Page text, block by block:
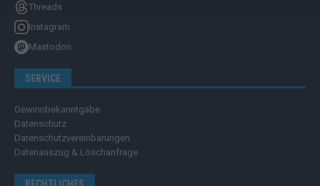
Threads
Instagram
Mastodon
SERVICE
Gewinnbekanntgabe
Datenschutz
Datenschutzvereinbarungen
Datenauszug & Löschanfrage